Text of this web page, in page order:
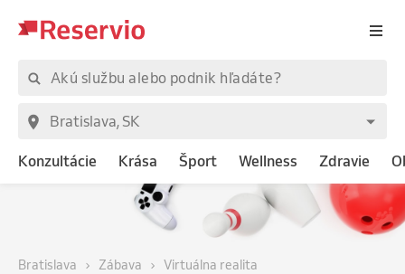
Konzultácie Krása Šport Wellness Zdravie
Bratislava Zábava Virtuálna realita